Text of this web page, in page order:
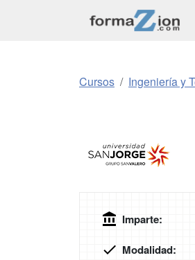
Cursos Ingeniería y
Imparte:
Modalidad: